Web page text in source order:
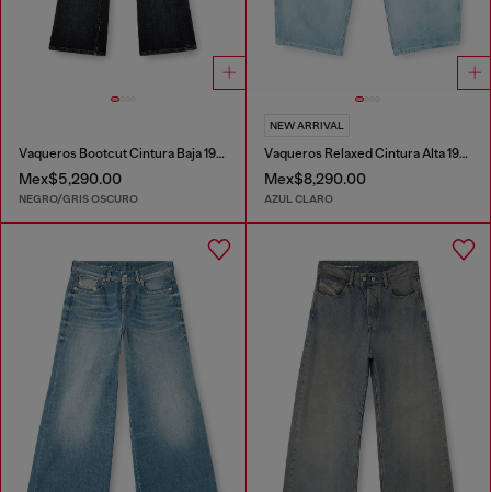
Vaqueros Bootcut Cintura Baja 1969 D-Ebbey
Mex$5,290.00
NEGRO/GRIS OSCURO
NEW ARRIVAL
Vaqueros Relaxed Cintura Alta 1987 D-Khelz
Mex$8,290.00
AZUL CLARO